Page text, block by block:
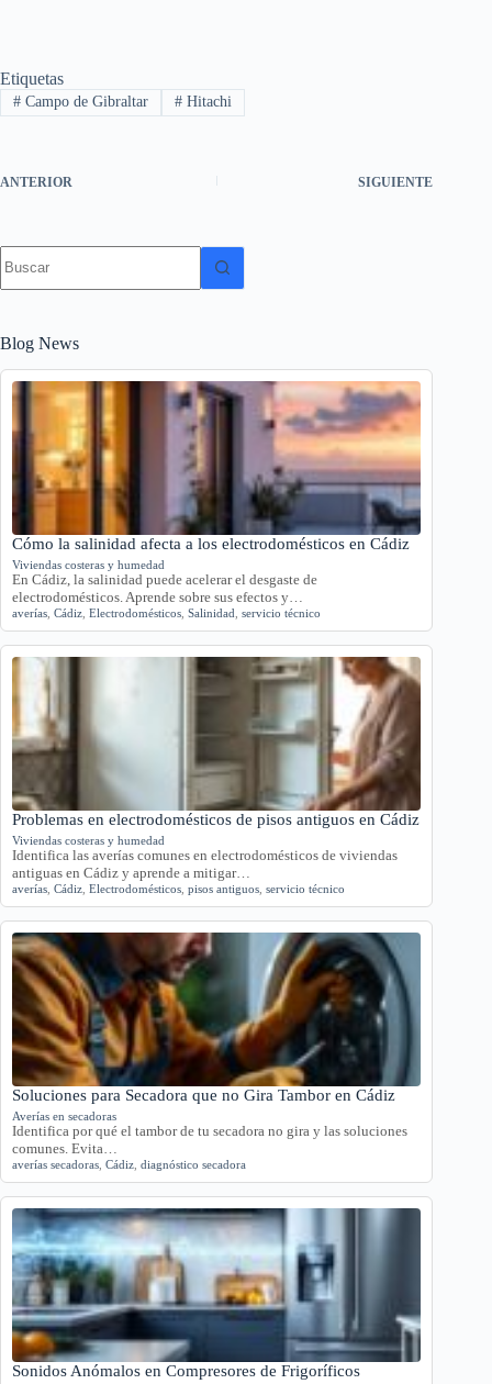
Etiquetas
#Campo de Gibraltar #Hitachi
ANTERIOR SIGUIENTE
resultados
Blog News
Cómo la salinidad afecta a los electrodomésticos en Cádiz
Viviendas costeras y humedad
En Cádiz, la salinidad puede acelerar el desgaste de
electrodomésticos. Aprende sobre sus efectos y…
averías Cádiz Electrodomésticos Salinidad servicio técnico
Problemas en electrodomésticos de pisos antiguos en Cádiz
Viviendas costeras y humedad
Identifica las averías comunes en electrodomésticos de viviendas
antiguas en Cádiz y aprende a mitigar…
averías Cádiz Electrodomésticos pisos antiguos servicio técnico
Soluciones para Secadora que no Gira Tambor en Cádiz
Averías en secadoras
Identifica por qué el tambor de tu secadora no gira y las soluciones
comunes. Evita…
averías secadoras Cádiz diagnóstico secadora
Sonidos Anómalos en Compresores de Frigoríficos